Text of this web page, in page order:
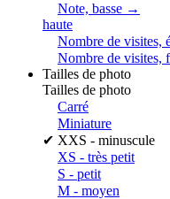
Note, basse →
haute
Nombre de
Nombre de
Tailles de photo
Tailles de photo
Carré
Miniature
✔ XXS - minuscule
XS - très petit
S - petit
M - moyen